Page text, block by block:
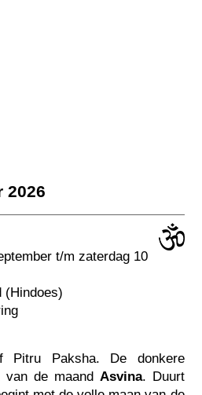
2026
t/m zaterdag 10
(Hindoes)
Pitru Paksha. De donkere
van de maand Asvina. Duurt